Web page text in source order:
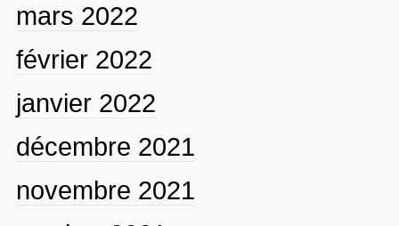
mars 2022
février 2022
janvier 2022
décembre 2021
novembre 2021